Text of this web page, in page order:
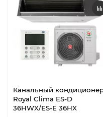
Канальный
Royal Clima ES-D
36HWX/ES-E 36HX